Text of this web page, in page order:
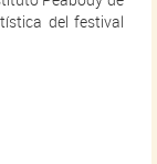
del festival